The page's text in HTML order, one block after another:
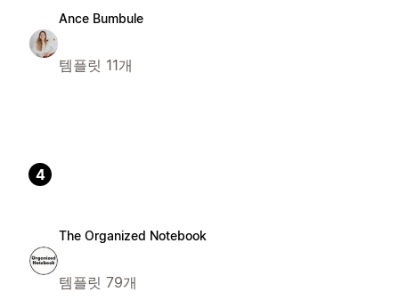
Ance Bumbule
템플릿 11개
4
The Organized Notebook
템플릿 79개